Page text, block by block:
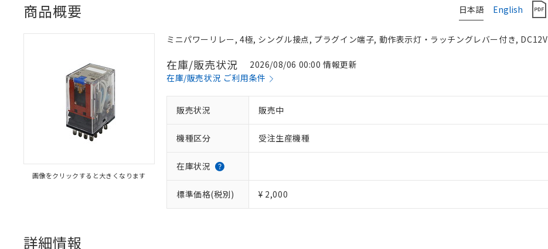
日本語 English
商品概要
画像をクリックすると大きくなります
ミニパワーリレー, 4極, シングル接点, プラグイン端子, 動作表示灯・ラッチングレバー付き, DC12V
在庫/販売状況
2026/08/06 00:00 情報更新
在庫/販売状況 ご利用条件
販売状況 販売中
機種区分 受注生産機種
在庫状況
標準価格(税別) ¥ 2,000
詳細情報